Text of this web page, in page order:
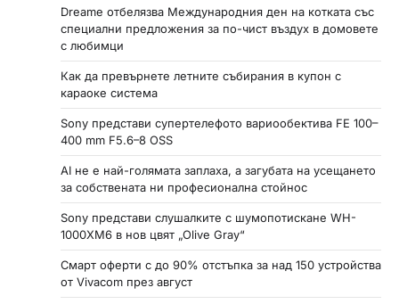
Dreame отбелязва Международния ден на котката със
специални предложения за по-чист въздух в домовете
с любимци
Как да превърнете летните събирания в купон с
караоке система
Sony представи супертелефото вариообектива FE 100–
400 mm F5.6–8 OSS
AI не е най-голямата заплаха, а загубата на усещането
за собствената ни професионална стойнос
Sony представи слушалките с шумопотискане WH-
1000XM6 в нов цвят „Olive Gray“
Смарт оферти с до 90% отстъпка за над 150 устройства
от Vivacom през август